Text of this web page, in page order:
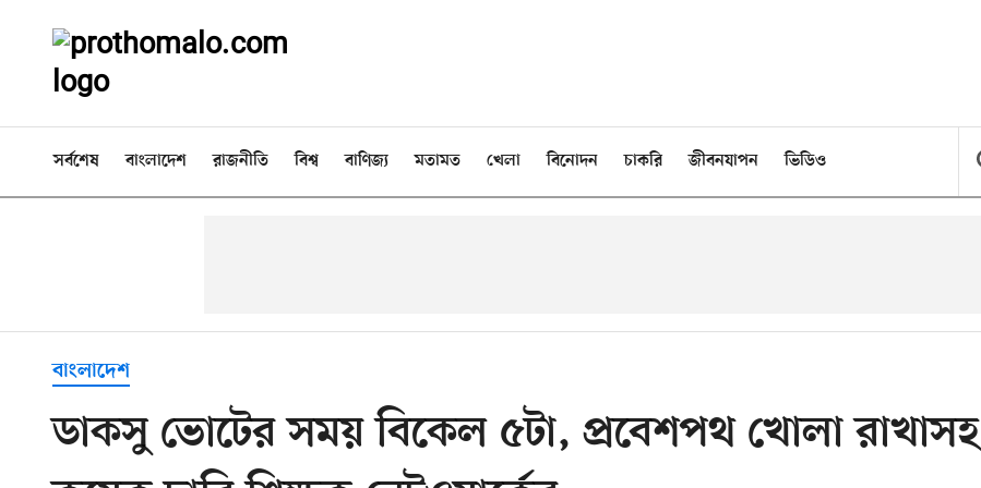
সর্বশেষ বাংলাদেশ রাজনীতি বিশ্ব বাণিজ্য মতামত খেলা বিনোদন চাকরি জীবনযাপন ভিডিও
বাংলাদেশ
ডাকসু ভোটের সময় বিকেল ৫টা, প্রবেশপথ খোলা রাখাসহ